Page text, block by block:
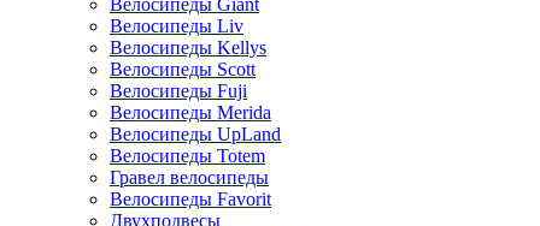
Велосипеды Giant
Велосипеды Liv
Велосипеды Kellys
Велосипеды Scott
Велосипеды Fuji
Велосипеды Merida
Велосипеды UpLand
Велосипеды Totem
Гравел велосипеды
Велосипеды Favorit
Двухподвесы